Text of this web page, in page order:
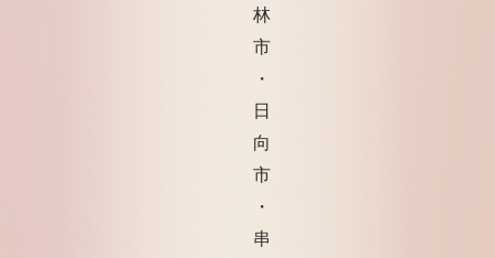
林
市
・
日
向
市
・
串